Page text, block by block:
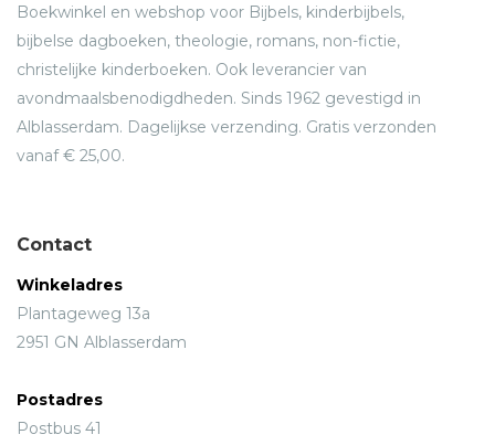
Boekwinkel en webshop voor Bijbels, kinderbijbels,
bijbelse dagboeken, theologie, romans, non-fictie,
christelijke kinderboeken. Ook leverancier van
avondmaalsbenodigdheden. Sinds 1962 gevestigd in
Alblasserdam. Dagelijkse verzending. Gratis verzonden
vanaf € 25,00.
Contact
Winkeladres
Plantageweg 13a
2951 GN Alblasserdam
Postadres
Postbus 41